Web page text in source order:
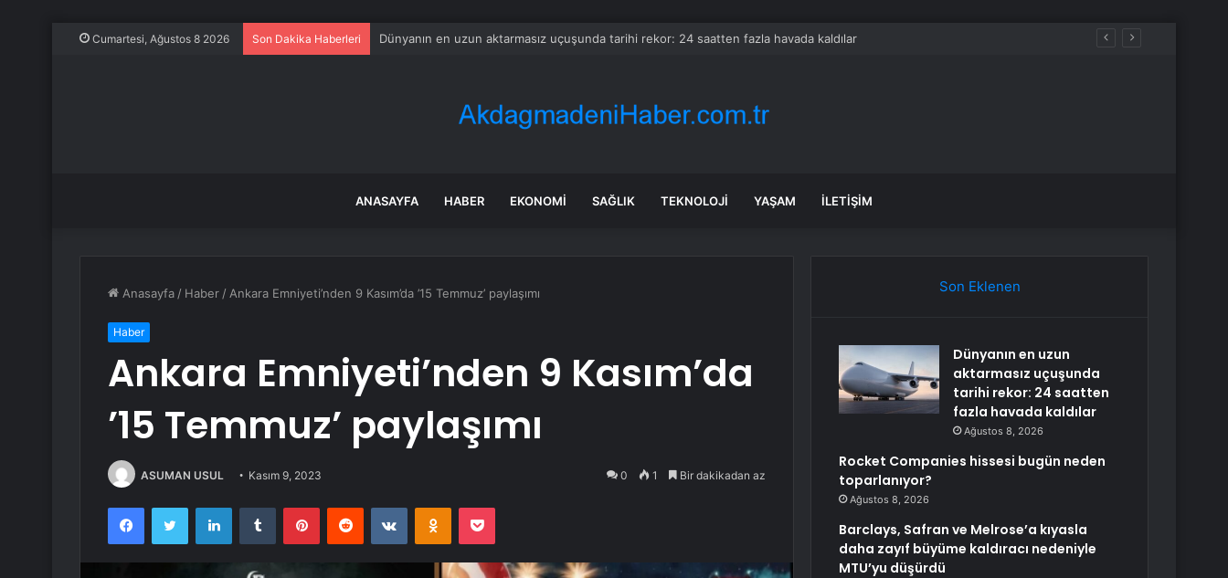
Cumartesi, Ağustos 8 2026 Son Dakika Haberleri Rocket Companies hissesi bugün neden toparlanıyor?
ANASAYFA HABER EKONOMI SAĞLIK TEKNOLOJI YAŞAM İLETIŞIM
Anasayfa / Haber / Ankara Emniyeti’nden 9 Kasım’da ’15 Temmuz’ paylaşımı
Haber
Ankara Emniyeti’nden 9 Kasım’da
’15 Temmuz’ paylaşımı
ASUMAN USUL Kasım 9, 2023 0 1 Bir dakikadan az
FacebookTwitter LinkedInTumblr PinterestReddit VKontakteOdnoklassniki
Pocket
Son Eklenen
Dünyanın en uzun
aktarmasız uçuşunda
tarihi rekor: 24 saatten
fazla havada kaldılar
Ağustos 8, 2026
Rocket Companies hissesi bugün neden
toparlanıyor?
Ağustos 8, 2026
Barclays, Safran ve Melrose’a kıyasla
daha zayıf büyüme kaldıracı nedeniyle
MTU’yu düşürdü